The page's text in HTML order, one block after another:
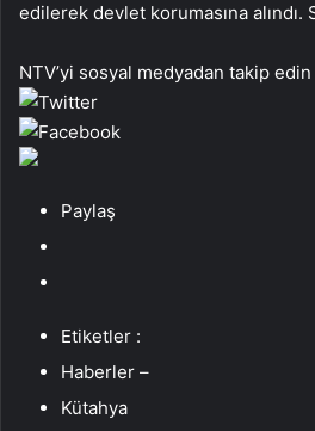
edilerek devlet korumasına
NTV’yi sosyal medyadan takip edin
Paylaş
Etiketler :
Haberler –
Kütahya